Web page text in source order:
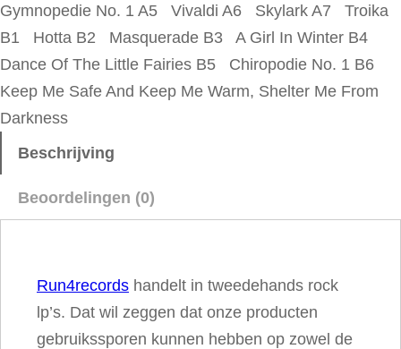
e
r
p
i
e
e
Gymnopedie No. 1 A5 Vivaldi A6 Skylark A7 Troika
B1 Hotta B2 Masquerade B3 A Girl In Winter B4
Dance Of The Little Fairies B5 Chiropodie No. 1 B6
Keep Me Safe And Keep Me Warm, Shelter Me From
Darkness
Beschrijving
Beoordelingen (0)
Run4records handelt in tweedehands rock
lp’s. Dat wil zeggen dat onze producten
gebruikssporen kunnen hebben op zowel de